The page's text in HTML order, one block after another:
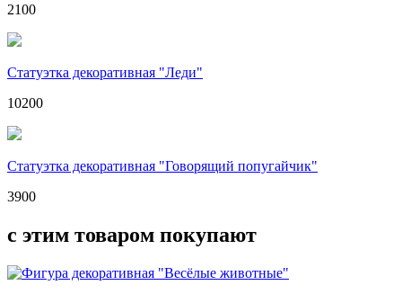
2100
Статуэтка декоративная "Леди"
10200
Статуэтка декоративная "Говорящий попугайчик"
3900
с этим товаром покупают